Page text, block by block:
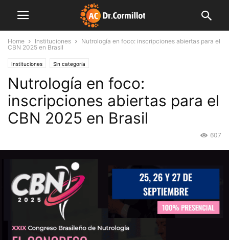
Home Instituciones
Nutrología en foco: inscripciones abiertas para el
CBN 2025 en Brasil
Instituciones Sin categoría
Nutrología en foco:
inscripciones abiertas para el
CBN 2025 en Brasil
607